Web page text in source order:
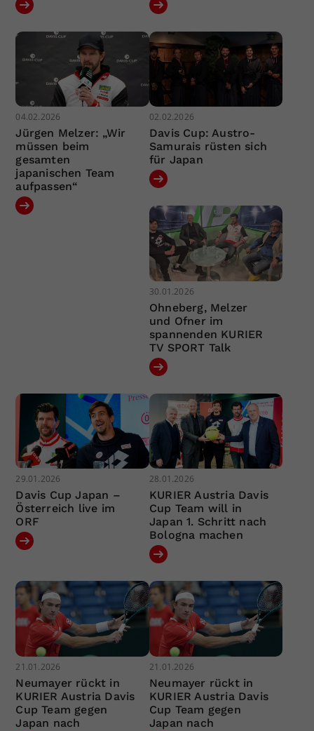
04.02.2026
Jürgen Melzer: „Wir
müssen beim
gesamten
japanischen Team
aufpassen“
02.02.2026
Davis Cup: Austro-
Samurais rüsten sich
für Japan
30.01.2026
Ohneberg, Melzer
und Ofner im
spannenden KURIER
TV SPORT Talk
29.01.2026
Davis Cup Japan –
Österreich live im
ORF
28.01.2026
KURIER Austria Davis
Cup Team will in
Japan 1. Schritt nach
Bologna machen
21.01.2026
Neumayer rückt in
KURIER Austria Davis
Cup Team gegen
Japan nach
21.01.2026
Neumayer rückt in
KURIER Austria Davis
Cup Team gegen
Japan nach